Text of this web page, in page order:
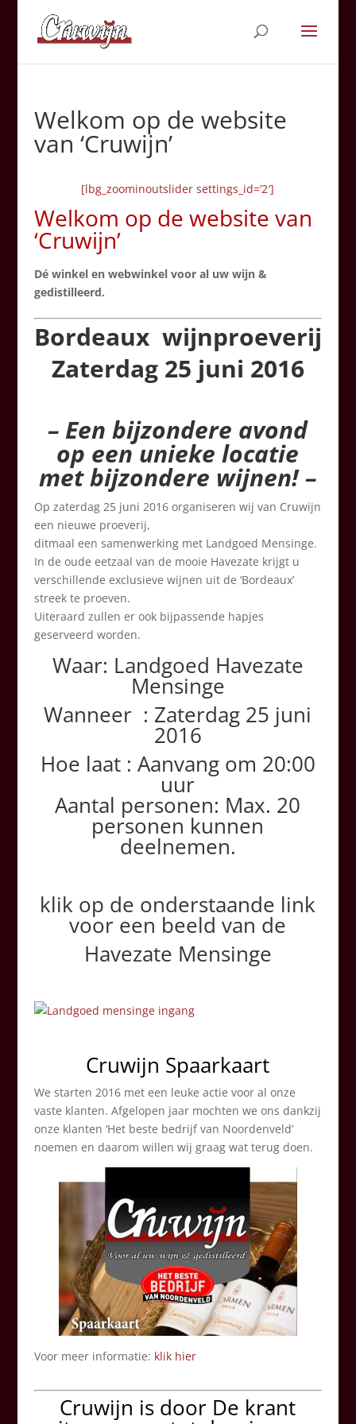
Welkom op de website
van ‘Cruwijn’
[lbg_zoominoutslider settings_id=’2′]
Welkom op de website van
‘Cruwijn’
Dé winkel en webwinkel voor al uw wijn &
gedistilleerd.
Bordeaux wijnproeverij
Zaterdag 25 juni 2016
– Een bijzondere avond
op een unieke locatie
met bijzondere wijnen! –
Op zaterdag 25 juni 2016 organiseren wij van Cruwijn
een nieuwe proeverij,
ditmaal een samenwerking met Landgoed Mensinge.
In de oude eetzaal van de mooie Havezate krijgt u
verschillende exclusieve wijnen uit de ‘Bordeaux’
streek te proeven.
Uiteraard zullen er ook bijpassende hapjes
geserveerd worden.
Waar: Landgoed Havezate
Mensinge
Wanneer : Zaterdag 25 juni
2016
Hoe laat : Aanvang om 20:00
uur
Aantal personen: Max. 20
personen kunnen
deelnemen.
klik op de onderstaande link
voor een beeld van de
Havezate Mensinge
Cruwijn Spaarkaart
We starten 2016 met een leuke actie voor al onze
vaste klanten. Afgelopen jaar mochten we ons dankzij
onze klanten ‘Het beste bedrijf van Noordenveld’
noemen en daarom willen wij graag wat terug doen.
Voor meer informatie: klik hier
Cruwijn is door De krant